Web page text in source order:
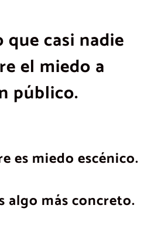
que casi nadie
el miedo a
público.
es miedo escénico.
algo más concreto.